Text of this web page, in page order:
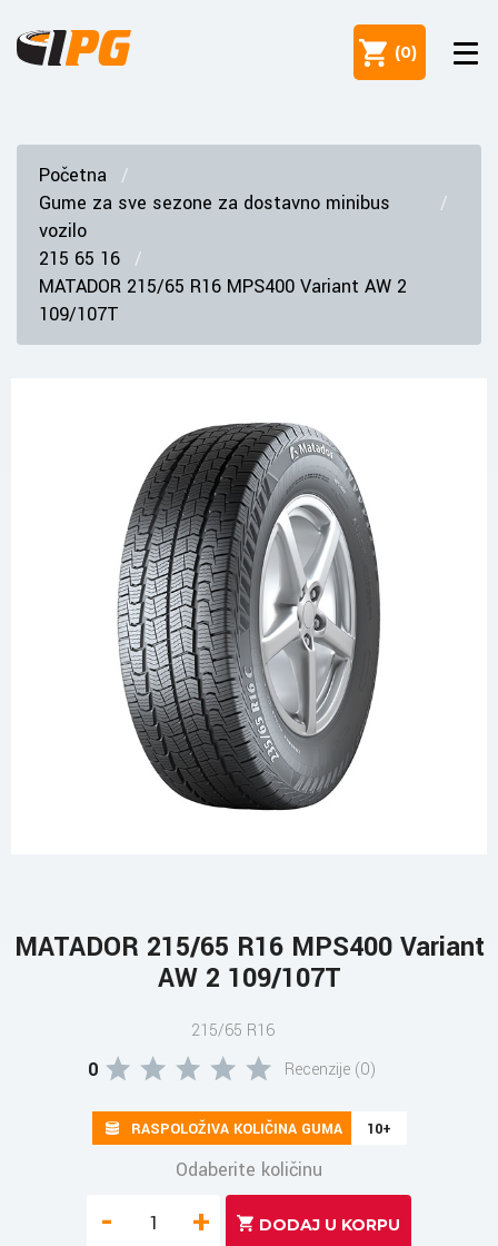
(0)
Početna
Gume za sve sezone za dostavno minibus
vozilo
215 65 16
MATADOR 215/65 R16 MPS400 Variant AW 2
109/107T
MATADOR 215/65 R16 MPS400 Variant
AW 2 109/107T
215/65 R16
0 Recenzije (0)
RASPOLOŽIVA KOLIČINA GUMA 10+
Odaberite količinu
- +